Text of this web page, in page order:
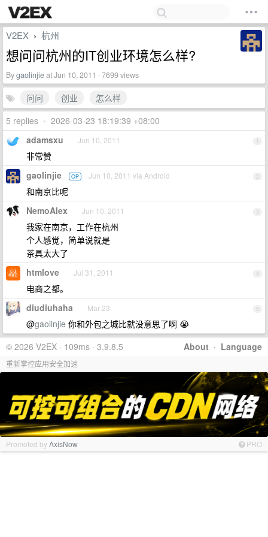
V2EX › 杭州
想问问杭州的IT创业环境怎么样?
Bygaolinjieat Jun 10, 2011 · 7699 views
问问 创业
怎么样
5 replies • 2026-03-23 18:19:39 +08:00
1
adamsxu Jun 10, 2011
非常赞
2
gaolinjie OP Jun 10, 2011 via Android
和南京比呢
3
NemoAlex Jun 10, 2011
我家在南京，工作在杭州
个人感觉，简单说就是
茶具太大了
4
htmlove Jul 31, 2011
电商之都。
5
diudiuhaha Mar 23
@gaolinjie 你和外包之城比就没意思了啊 😭
About · Language
© 2026 V2EX · 109ms · 3.9.8.5
重新掌控应用安全加速
Promoted byAxisNow PRO